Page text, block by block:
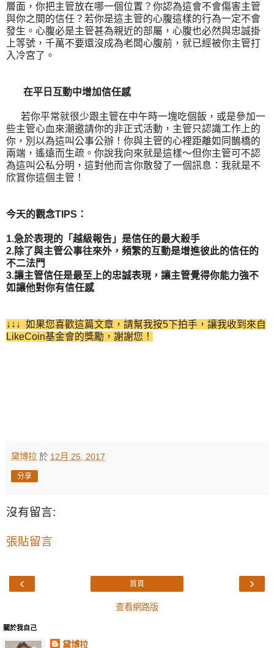
層面，你把主管放在哪一個位置？你認為這會不會傷害主管
與你之間的信任？若你是這主管的心腹這樣的行為一定不會
發生。心腹必是主管甚為親近的部屬，心腹也必然與忠誠掛
上等號，千萬不要還沒成為老闆心腹前，就已經被你主管打
入冷宮了。
在平日互動中增加信任感
若你平常就很少跟主管在中午時一塊吃個飯，或是參加一
些主管心血來潮邀請你的非正式活動，主管只認識工作上的
你，別以為這叫公事公辦！你與主管的心裡距離如同鵲橋的
兩端，遙遠而生疏。你說我向來就是這樣～但你主管可不認
為這叫公私分明，這對他而言你散發了一個訊息：我就是不
欣賞你這個主管！
今天的觀念TIPS：
1.急於表現的「越級報告」是信任的最大殺手
2.除了與主管公事往來外，頻繁的互動是增進彼此的信任的
不二法門
3.讓主管信任是最至上的忠誠表現，讓主管覺得你能力強不
如讓他對你有信任感
↓↓↓ 如果您喜歡這篇文章，請幫我按5下拍手，讓我收到來自
LikeCoin基金會的獎勵，謝謝您！
黛博拉 於 12月 25, 2017
分享
沒有留言:
張貼留言
‹ ›
首頁
查看網路版
關於我自己
黛博拉